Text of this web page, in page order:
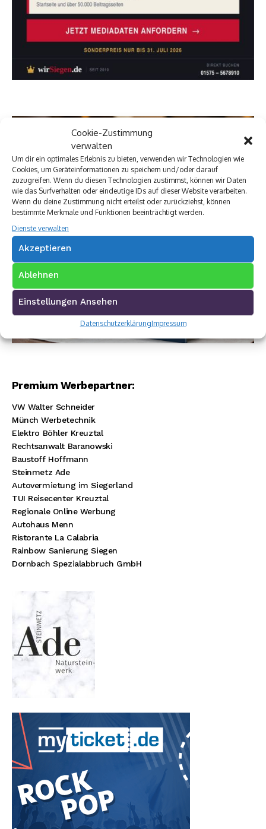
Cookie-Zustimmung
verwalten
Um dir ein optimales Erlebnis zu bieten, verwenden wir Technologien wie
Cookies, um Geräteinformationen zu speichern und/oder darauf
zuzugreifen. Wenn du diesen Technologien zustimmst, können wir Daten
wie das Surfverhalten oder eindeutige IDs auf dieser Website verarbeiten.
Wenn du deine Zustimmung nicht erteilst oder zurückziehst, können
bestimmte Merkmale und Funktionen beeinträchtigt werden.
Dienste verwalten
Akzeptieren
Ablehnen
Einstellungen Ansehen
DatenschutzerklärungImpressum
Premium Werbepartner:
VW Walter Schneider
Münch Werbetechnik
Elektro Böhler Kreuztal
Rechtsanwalt Baranowski
Baustoff Hoffmann
Steinmetz Ade
Autovermietung im Siegerland
TUI Reisecenter Kreuztal
Regionale Online Werbung
Autohaus Menn
Ristorante La Calabria
Rainbow Sanierung Siegen
Dornbach Spezialabbruch GmbH